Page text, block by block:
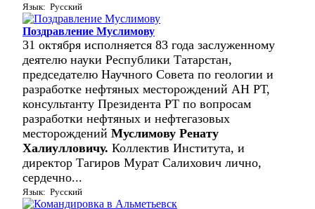
Язык: Русский
Поздравление Муслимову
31 октября исполняется 83 года заслуженному
деятелю науки Республики Татарстан,
председателю Научного Совета по геологии и
разработке нефтяных месторождений АН РТ,
консультанту Президента РТ по вопросам
разработки нефтяных и нефтегазовых
месторождений Муслимову Ренату
Халиулловичу. Коллектив Института, и
директор Тагиров Мурат Салихович лично,
сердечно...
Язык: Русский